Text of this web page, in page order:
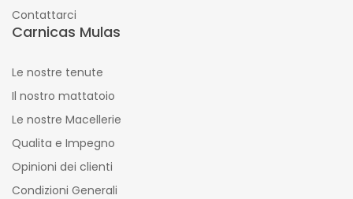
Contattarci
Carnicas Mulas
Le nostre tenute
Il nostro mattatoio
Le nostre Macellerie
Qualita e Impegno
Opinioni dei clienti
Condizioni Generali